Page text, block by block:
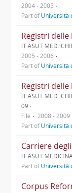
2004 - 2005
Part ofUniversità
Registri delle
IT ASUT MED.
2005 - 2006
Part ofUniversità
Registri delle
IT ASUT MED.
09
File
2008 - 2009
Part ofUniversità
Carriere
IT ASUT
Part ofUniversità
Corpus